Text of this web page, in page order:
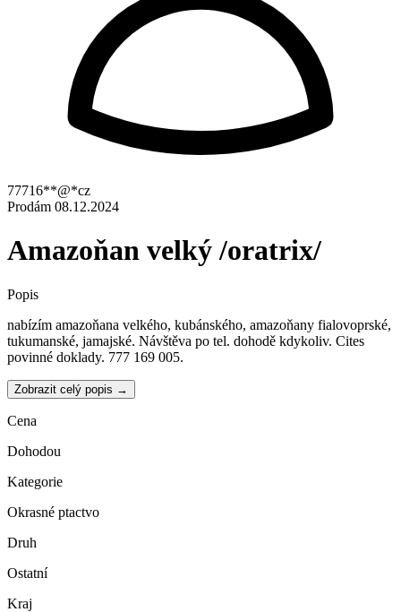
77716**@*cz
Prodám 08.12.2024
Amazoňan velký /oratrix/
Popis
nabízím amazoňana velkého, kubánského, amazoňany fialovoprské,
tukumanské, jamajské. Návštěva po tel. dohodě kdykoliv. Cites
povinné doklady. 777 169 005.
Zobrazit celý popis →
Cena
Dohodou
Kategorie
Okrasné ptactvo
Druh
Ostatní
Kraj